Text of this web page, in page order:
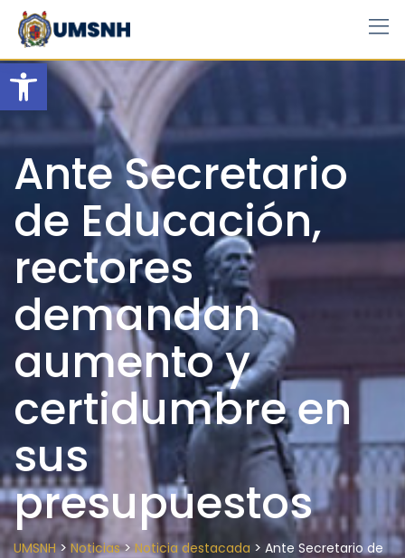
Open toolbar
Skip
content
Ante Secretario
de Educación,
rectores
demandan
aumento y
certidumbre en
sus
presupuestos
UMSNH> Noticias>Noticia destacada > Ante Secretario de